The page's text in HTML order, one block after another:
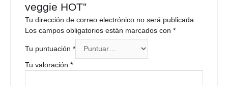
veggie HOT”
Tu dirección de correo electrónico no será publicada.
Los campos obligatorios están marcados con*
Tu puntuación*
Tu valoración*